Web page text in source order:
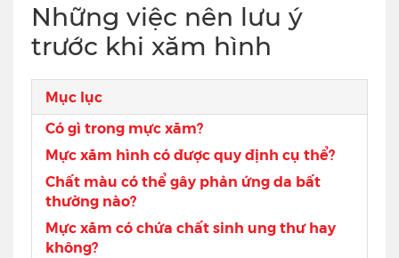
Những việc nên lưu ý
trước khi xăm hình
Mục lục
Có gì trong mực xăm?
Mực xăm hình có được quy định cụ thể?
Chất màu có thể gây phản ứng da bất
thường nào?
Mực xăm có chứa chất sinh ung thư hay
không?